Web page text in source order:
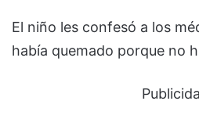
El niño les confesó a los
había quemado porque no